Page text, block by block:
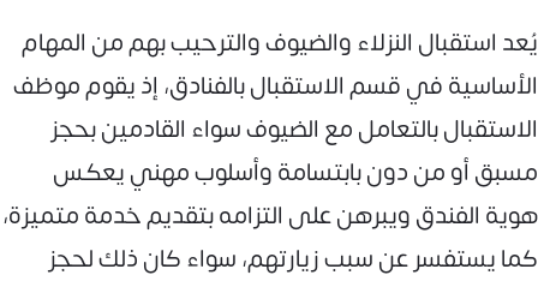
يُعد استقبال النزلاء والضيوف والترحيب بهم من المهام
الأساسية في قسم الاستقبال بالفنادق، إذ يقوم موظف
الاستقبال بالتعامل مع الضيوف سواء القادمين بحجز
مسبق أو من دون بابتسامة وأسلوب مهني يعكس
هوية الفندق ويبرهن على التزامه بتقديم خدمة متميزة،
كما يستفسر عن سبب زيارتهم، سواء كان ذلك لحجز